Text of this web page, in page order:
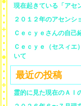
現在起きている「アセ
２０１２年のアセンシ
Ｃｅｃｙｅさんの自己
Ｃｅｃｙｅ（セスィエ
いて
最近の投稿
霊的に見た現在のＡ